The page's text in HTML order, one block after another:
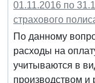
01.11.2016 по
страхового
По данному
расходы на
учитываются в
производством и